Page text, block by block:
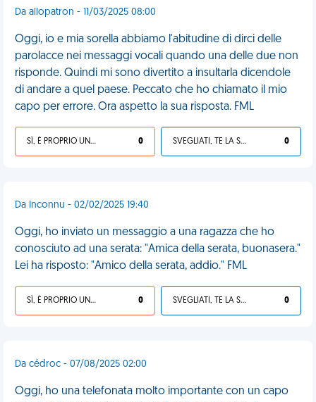
Da allopatron - 11/03/2025 08:00
Oggi, io e mia sorella abbiamo l'abitudine di dirci delle
parolacce nei messaggi vocali quando una delle due non
risponde. Quindi mi sono divertito a insultarla dicendole
di andare a quel paese. Peccato che ho chiamato il mio
capo per errore. Ora aspetto la sua risposta. FML
SÌ, È PROPRIO UNA VDM! 0 SVEGLIATI, TE LA SEI CERCATA! 0
Da Inconnu - 02/02/2025 19:40
Oggi, ho inviato un messaggio a una ragazza che ho
conosciuto ad una serata: "Amica della serata, buonasera."
Lei ha risposto: "Amico della serata, addio." FML
SÌ, È PROPRIO UNA VDM! 0 SVEGLIATI, TE LA SEI CERCATA! 0
Da cédroc - 07/08/2025 02:00
Oggi, ho una telefonata molto importante con un capo